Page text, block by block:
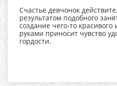
Счастье девчонок
результатом подобного
создание чего-то
руками приносит чувство
гордости.